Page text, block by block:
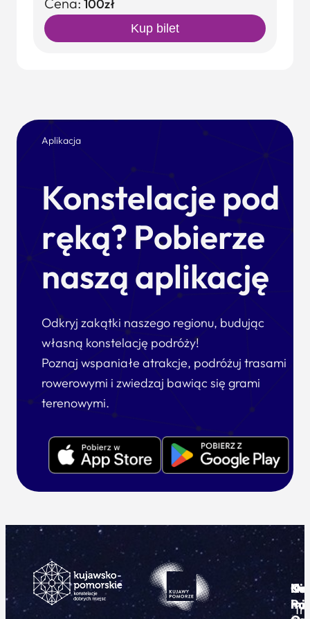
100zł
Kup bilet
Aplikacja
Konstelacje pod
ręką? Pobierze
naszą aplikację
Odkryj zakątki naszego regionu, budując
własną konstelację podróży!
Poznaj wspaniałe atrakcje, podróżuj trasami
rowerowymi i zwiedzaj bawiąc się grami
terenowymi.
i